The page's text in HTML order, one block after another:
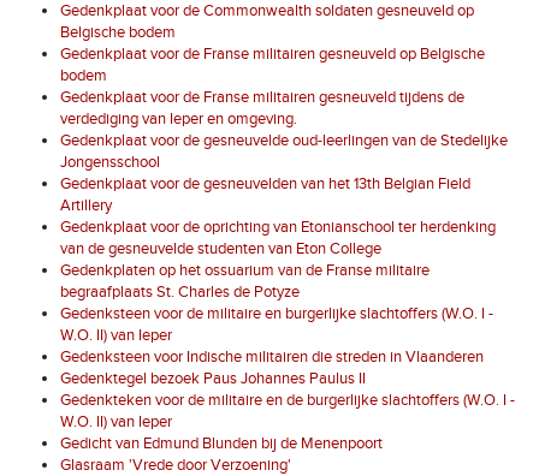
Gedenkplaat voor de Commonwealth soldaten gesneuveld op
Belgische bodem
Gedenkplaat voor de Franse militairen gesneuveld op Belgische
bodem
Gedenkplaat voor de Franse militairen gesneuveld tijdens de
verdediging van Ieper en omgeving.
Gedenkplaat voor de gesneuvelde oud-leerlingen van de Stedelijke
Jongensschool
Gedenkplaat voor de gesneuvelden van het 13th Belgian Field
Artillery
Gedenkplaat voor de oprichting van Etonianschool ter herdenking
van de gesneuvelde studenten van Eton College
Gedenkplaten op het ossuarium van de Franse militaire
begraafplaats St. Charles de Potyze
Gedenksteen voor de militaire en burgerlijke slachtoffers (W.O. I -
W.O. II) van Ieper
Gedenksteen voor Indische militairen die streden in Vlaanderen
Gedenktegel bezoek Paus Johannes Paulus II
Gedenkteken voor de militaire en de burgerlijke slachtoffers (W.O. I -
W.O. II) van Ieper
Gedicht van Edmund Blunden bij de Menenpoort
Glasraam 'Vrede door Verzoening'